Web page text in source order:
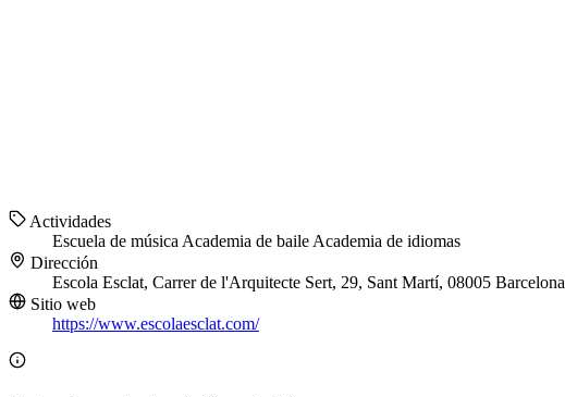
Actividades
Escuela de música Academia de baile Academia de idiomas
Dirección
Escola Esclat, Carrer de l'Arquitecte Sert, 29, Sant Martí, 08005 Barcelona
Sitio web
https://www.escolaesclat.com/